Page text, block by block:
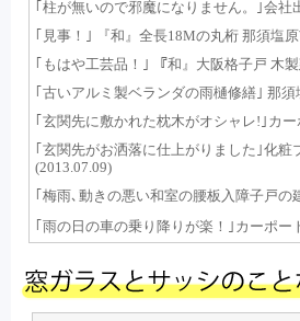
｢柱が無いので邪魔になりません。｣会
｢見事！｣ 『和』全長18Mの丸桁 那須塩
｢もはや工芸品！｣ 『和』大阪格子戸 木
｢古いアルミ製ベランダの雨樋修繕｣ 那
｢玄関先に敷かれた枕木がオシャレ!｣カ
｢玄関先がお洒落に仕上がりました｣化
(2013.07.09)
｢梅雨､動きの悪い和室の腰板入障子戸
｢雨の日の車の乗り降りが楽！｣カーポ